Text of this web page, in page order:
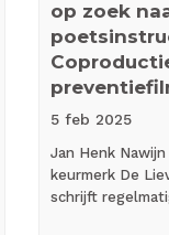
op zoek
5 feb 2025
Jan Henk
keurmerk De
schrijft